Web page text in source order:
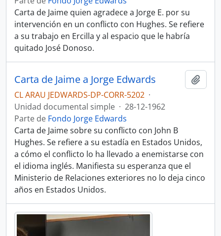
Carta de Jaime quien agradece a Jorge E. por su
intervención en un conflicto con Hughes. Se refiere
a su trabajo en Ercilla y al espacio que le habría
quitado José Donoso.
Carta de Jaime a Jorge Edwards
CL ARAU JEDWARDS-DP-CORR-5202 ·
Unidad documental simple · 28-12-1962
Parte de Fondo Jorge Edwards
Carta de Jaime sobre su conflicto con John B
Hughes. Se refiere a su estadía en Estados Unidos,
a cómo el conflicto lo ha llevado a enemistarse con
el idioma inglés. Manifiesta su esperanza que el
Ministerio de Relaciones exteriores no lo deja cinco
años en Estados Unidos.